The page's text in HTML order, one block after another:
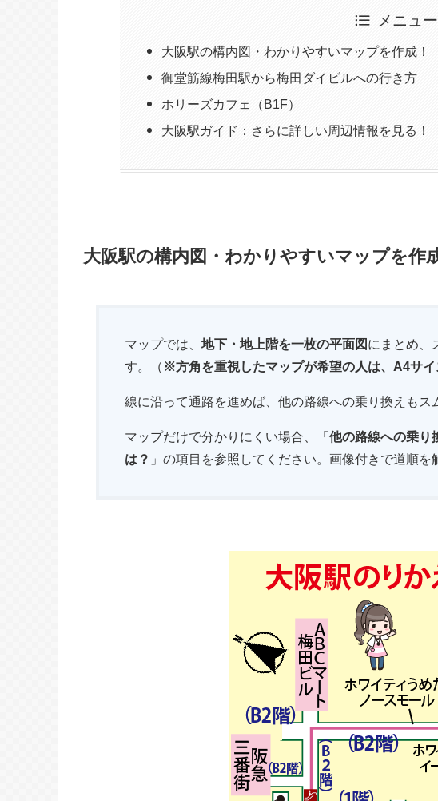
メニュー
大阪駅の構内図・わかりやすいマップを作成！
御堂筋線梅田駅から梅田ダイビルへの行き方
ホリーズカフェ（B1F）
大阪駅ガイド：さらに詳しい周辺情報を見る！
大阪駅の構内図・わかりやすいマップを作
マップでは、 地下・地上階を一枚の平面図 にまとめ、
す。（ ※方角を重視したマップが希望の人は、A4サイ
線に沿って通路を進めば、他の路線への乗り換えもス
マップだけで分かりにくい場合、「 他の路線への乗り
は？ 」の項目を参照してください。画像付きで道順を